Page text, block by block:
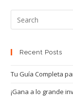
Recent Posts
Tu Guía Completa
¡Gana a lo grande